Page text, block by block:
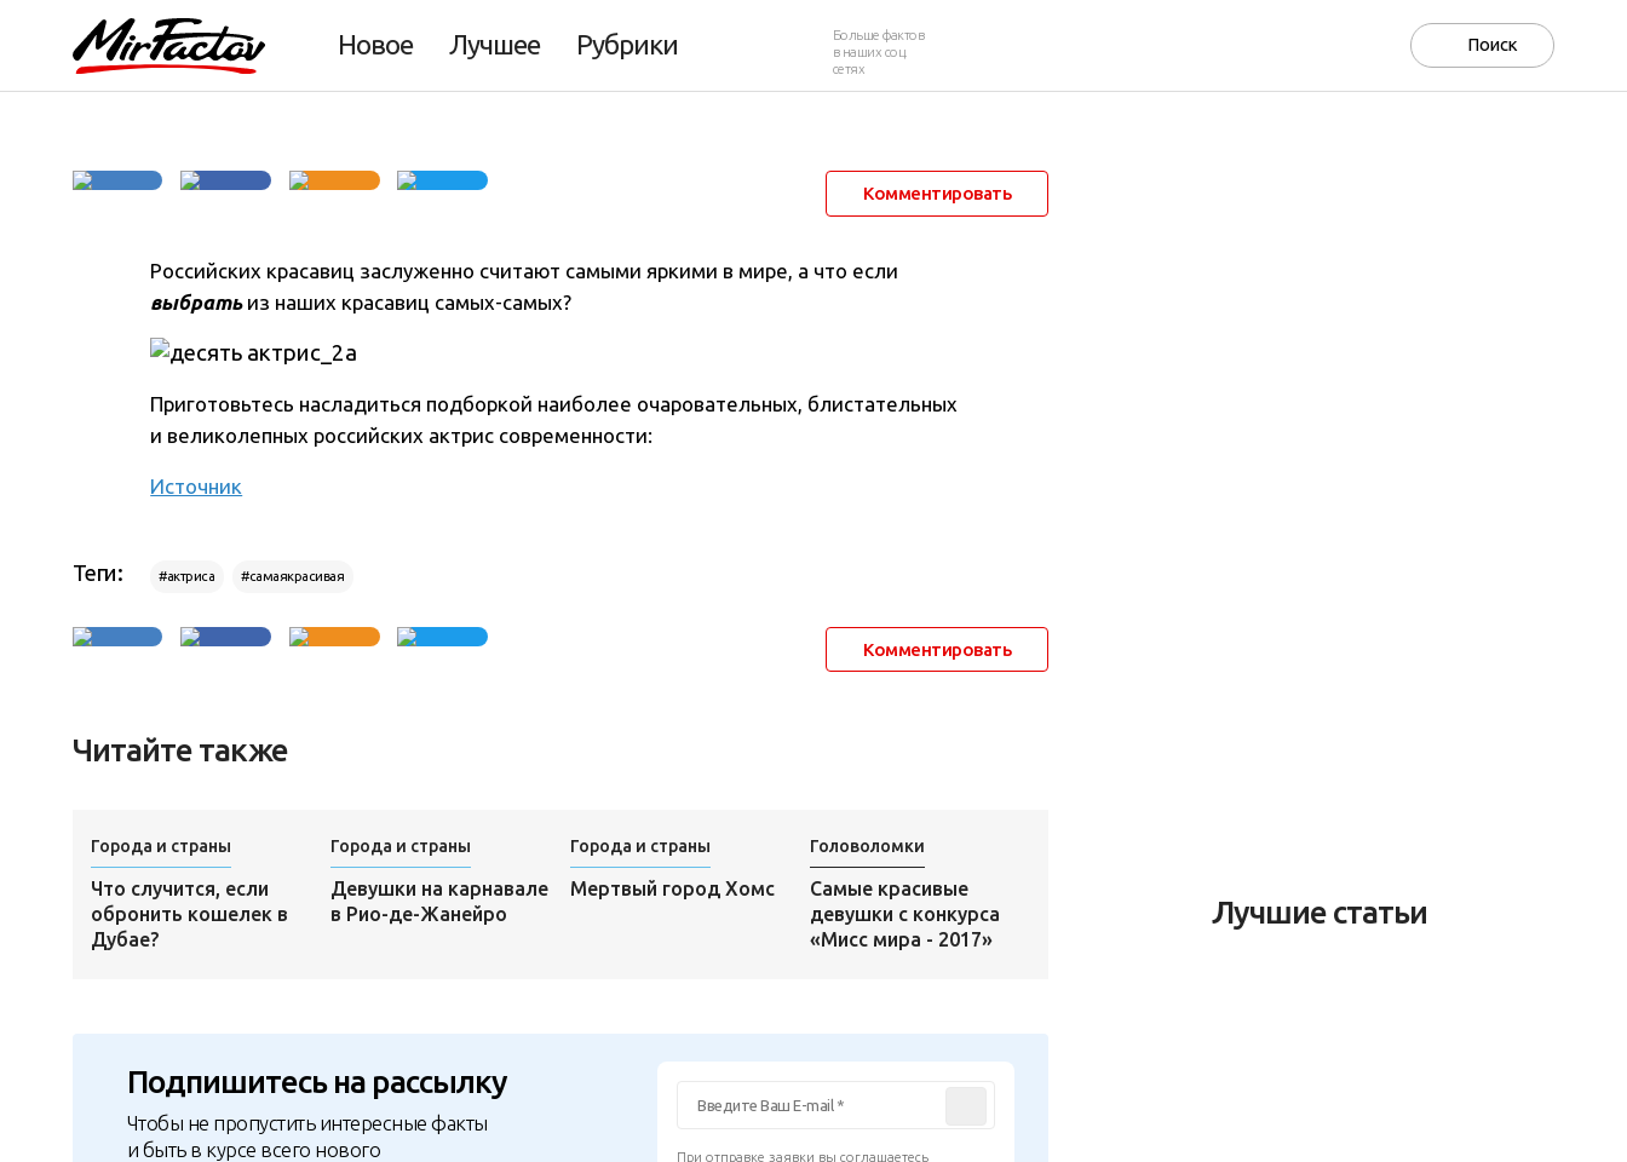
Новое Лучшее Рубрики
Больше фактов
в наших соц.
сетях
Комментировать
Российских красавиц заслуженно считают самыми яркими в мире, а что если
выбратьиз наших красавиц самых-самых?
Приготовьтесь насладиться подборкой наиболее очаровательных, блистательных
и великолепных российских актрис современности:
Источник
Теги: #актриса #самаякрасивая
Комментировать
Читайте также
Города и страны
Что случится, если
обронить кошелек в
Дубае?
Города и страны
Девушки на карнавале
в Рио-де-Жанейро
Города и страны
Мертвый город Хомс
Головоломки
Самые красивые
девушки с конкурса
«Мисс мира - 2017»
Подпишитесь на рассылку
Чтобы не пропустить интересные факты
и быть в курсе всего нового
При отправке заявки вы соглашаетесь
Лучшие статьи